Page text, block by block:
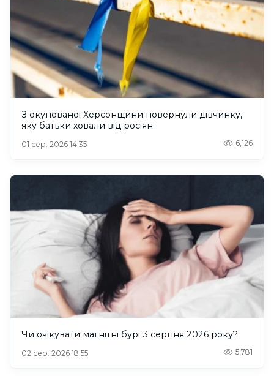
З окупованої Херсонщини повернули дівчинку,
яку батьки ховали від росіян
01 сер. 2026 14:35 6,126
Чи очікувати магнітні бурі 3 серпня 2026 року?
02 сер. 2026 18:55 5,781